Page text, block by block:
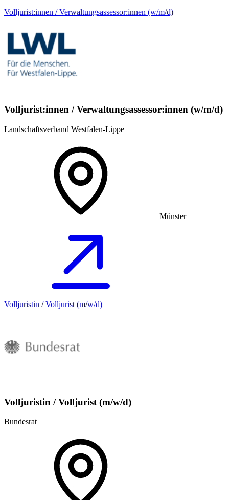
Volljurist:innen / Verwaltungsassessor:innen (w/m/d)
Volljurist:innen / Verwaltungsassessor:innen (w/m/d)
Landschaftsverband Westfalen-Lippe
Münster
Volljuristin / Volljurist (m/w/d)
Volljuristin / Volljurist (m/w/d)
Bundesrat